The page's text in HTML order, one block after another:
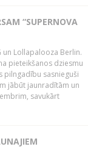
“SUPERNOVA
un Lollapalooza Berlin.
pieteikšanos dziesmu
pilngadību sasnieguši
jābūt jaunradītām un
savukārt